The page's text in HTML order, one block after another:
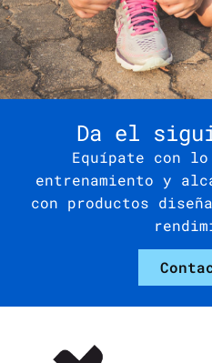
Da el
Equípate con
entrenamiento y
con productos